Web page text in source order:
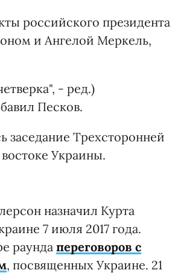
российского президента
и Ангелой Меркель,
- ред.)
Песков.
заседание Трехсторонней
Украины.
назначил Курта
7 июля 2017 года.
раунда переговоров с
, посвященных Украине. 21